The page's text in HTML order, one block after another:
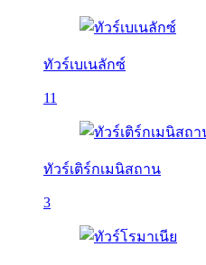
ทัวร์เบเนลักซ์
11
ทัวร์เติร์กเมนิสถาน
3